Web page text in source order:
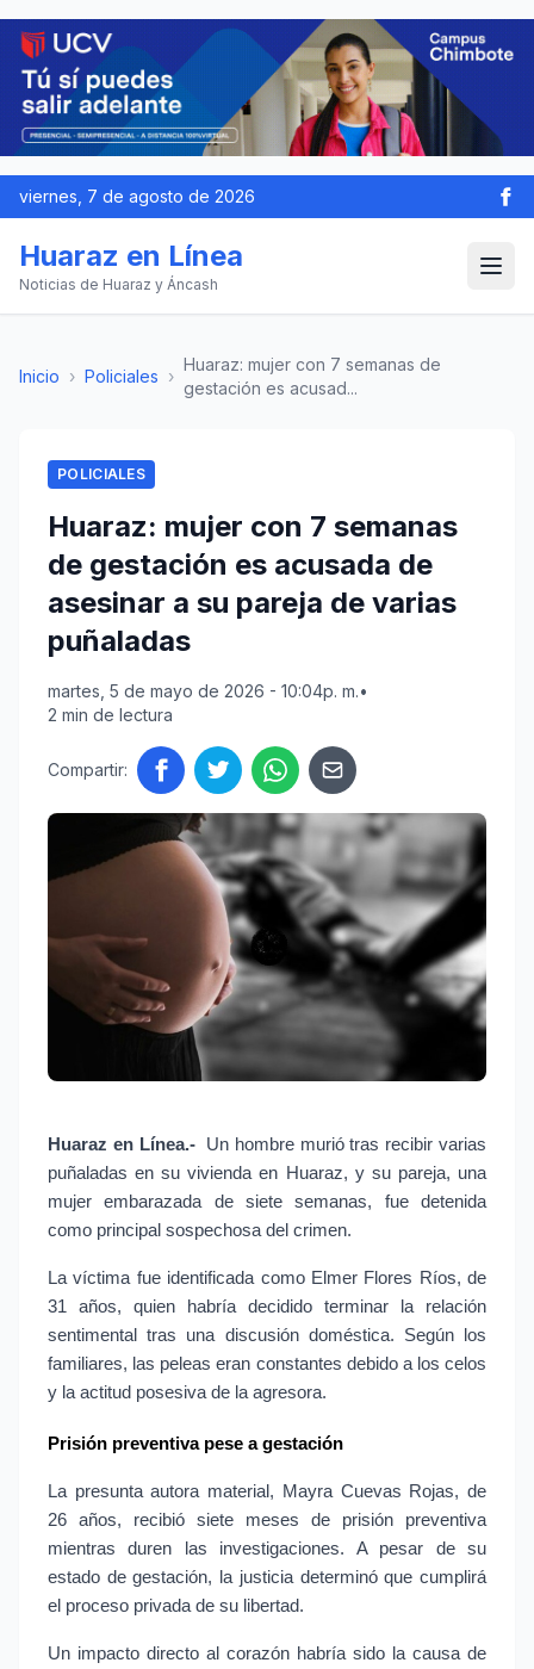
viernes, 7 de agosto de 2026
Huaraz en Línea
Noticias de Huaraz y Áncash
Inicio › Policiales ›
Huaraz: mujer con 7 semanas de
gestación es acusad...
POLICIALES
Huaraz: mujer con 7 semanas
de gestación es acusada de
asesinar a su pareja de varias
puñaladas
martes, 5 de mayo de 2026 - 10:04p. m.•
2 min de lectura
Compartir:
Huaraz en Línea.-
Un hombre murió tras recibir varias
puñaladas en su vivienda en Huaraz, y su pareja, una
mujer embarazada de siete semanas, fue detenida
como principal sospechosa del crimen.
La víctima fue identificada como Elmer Flores Ríos, de
31 años, quien habría decidido terminar la relación
sentimental tras una discusión doméstica. Según los
familiares, las peleas eran constantes debido a los celos
y la actitud posesiva de la agresora.
Prisión preventiva pese a gestación
La presunta autora material, Mayra Cuevas Rojas, de
26 años, recibió siete meses de prisión preventiva
mientras duren las investigaciones. A pesar de su
estado de gestación, la justicia determinó que cumplirá
el proceso privada de su libertad.
Un impacto directo al corazón habría sido la causa de